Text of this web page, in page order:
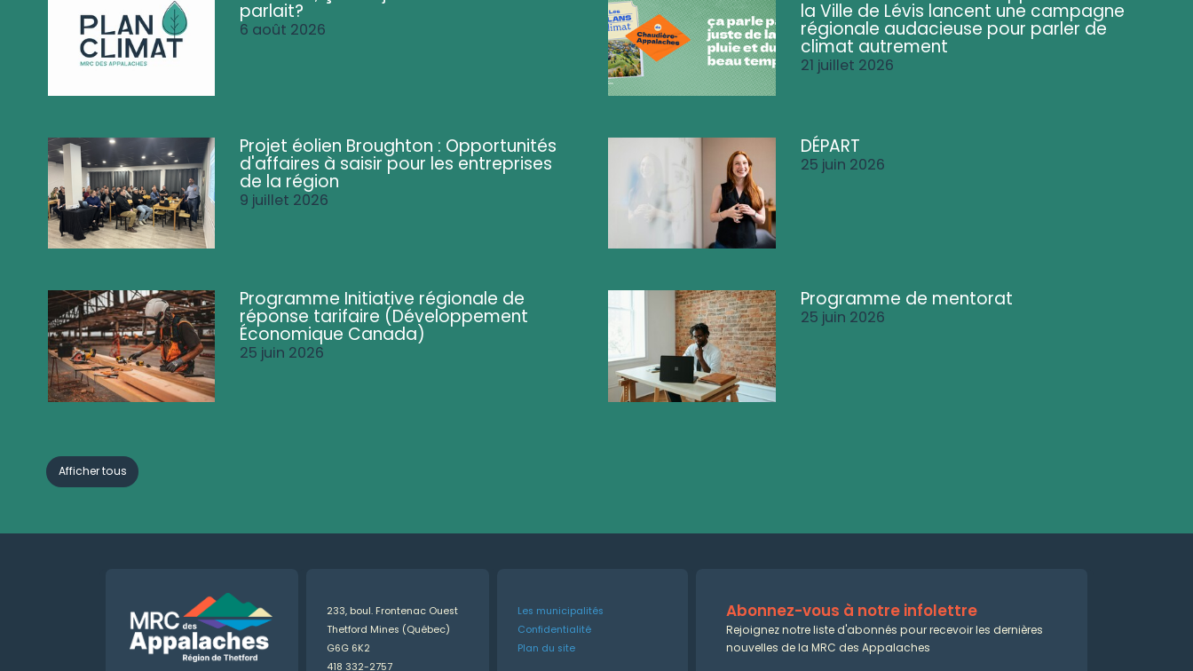
parlait?
6 août 2026
la Ville de Lévis lancent une campagne
régionale audacieuse pour parler de
climat autrement
21 juillet 2026
Projet éolien Broughton : Opportunités
d'affaires à saisir pour les entreprises
de la région
9 juillet 2026
DÉPART
25 juin 2026
Programme Initiative régionale de
réponse tarifaire (Développement
Économique Canada)
25 juin 2026
Programme de mentorat
25 juin 2026
Afficher tous
233, boul. Frontenac Ouest
Thetford Mines (Québec)
G6G 6K2
418 332-2757
Les municipalités
Confidentialité
Plan du site
Abonnez-vous à notre infolettre
Rejoignez notre liste d'abonnés pour recevoir les dernières
nouvelles de la MRC des Appalaches